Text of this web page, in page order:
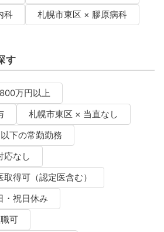
科
札幌市東区 × 膠原病科
す
万円以上
札幌市東区 × 当直なし
下の常勤勤務
応なし
得可（認定医含む）
・祝日休み
可